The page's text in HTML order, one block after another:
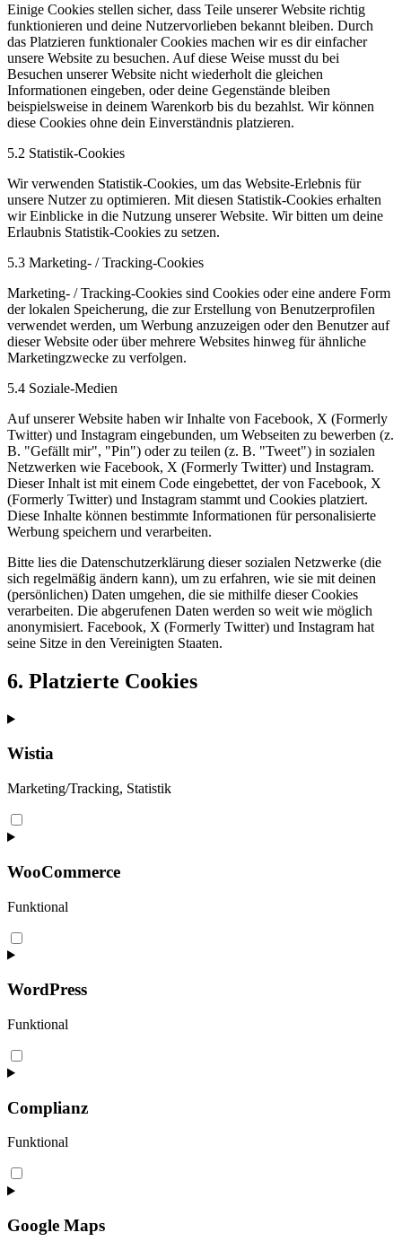
Einige Cookies stellen sicher, dass Teile unserer Website richtig
funktionieren und deine Nutzervorlieben bekannt bleiben. Durch
das Platzieren funktionaler Cookies machen wir es dir einfacher
unsere Website zu besuchen. Auf diese Weise musst du bei
Besuchen unserer Website nicht wiederholt die gleichen
Informationen eingeben, oder deine Gegenstände bleiben
beispielsweise in deinem Warenkorb bis du bezahlst. Wir können
diese Cookies ohne dein Einverständnis platzieren.
5.2 Statistik-Cookies
Wir verwenden Statistik-Cookies, um das Website-Erlebnis für
unsere Nutzer zu optimieren. Mit diesen Statistik-Cookies erhalten
wir Einblicke in die Nutzung unserer Website. Wir bitten um deine
Erlaubnis Statistik-Cookies zu setzen.
5.3 Marketing- / Tracking-Cookies
Marketing- / Tracking-Cookies sind Cookies oder eine andere Form
der lokalen Speicherung, die zur Erstellung von Benutzerprofilen
verwendet werden, um Werbung anzuzeigen oder den Benutzer auf
dieser Website oder über mehrere Websites hinweg für ähnliche
Marketingzwecke zu verfolgen.
5.4 Soziale-Medien
Auf unserer Website haben wir Inhalte von Facebook, X (Formerly
Twitter) und Instagram eingebunden, um Webseiten zu bewerben (z.
B. "Gefällt mir", "Pin") oder zu teilen (z. B. "Tweet") in sozialen
Netzwerken wie Facebook, X (Formerly Twitter) und Instagram.
Dieser Inhalt ist mit einem Code eingebettet, der von Facebook, X
(Formerly Twitter) und Instagram stammt und Cookies platziert.
Diese Inhalte können bestimmte Informationen für personalisierte
Werbung speichern und verarbeiten.
Bitte lies die Datenschutzerklärung dieser sozialen Netzwerke (die
sich regelmäßig ändern kann), um zu erfahren, wie sie mit deinen
(persönlichen) Daten umgehen, die sie mithilfe dieser Cookies
verarbeiten. Die abgerufenen Daten werden so weit wie möglich
anonymisiert. Facebook, X (Formerly Twitter) und Instagram hat
seine Sitze in den Vereinigten Staaten.
6. Platzierte Cookies
Wistia
Marketing/Tracking, Statistik
Consent
to
wistia
WooCommerce
Funktional
Consent
to
woocommerce
WordPress
Funktional
Consent
to
wordpress
Complianz
Funktional
Consent
to
complianz
Google Maps